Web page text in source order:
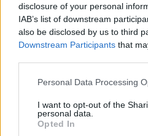
disclosure of your personal
IAB’s list of downstream
also be disclosed by us to third
Downstream Participants that
Please note that this website/
not limited to your visit or usage
grant or deny consent to Google
use your data for below
Personal Data Processing
I want to opt-out of the
personal data.
Opted In
Estos jugadores son baja :
Sergi Roberto (lesión
muscular), Umtiti (pie), Lenglet
acompañaría a Ferran Torres
en banda izquierda, aunque